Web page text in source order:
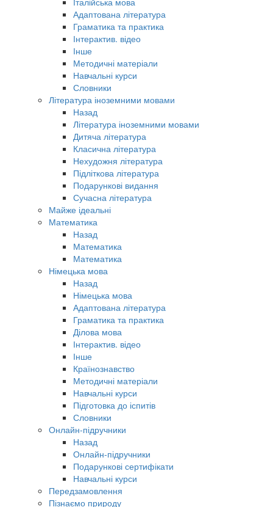
Адаптована література
Граматика та практика
Інтерактив. відео
Інше
Методичні матеріали
Навчальні курси
Словники
Література іноземними мовами
Назад
Література іноземними мовами
Дитяча література
Класична література
Нехудожня література
Підліткова література
Подарункові видання
Сучасна література
Майже ідеальні
Математика
Назад
Математика
Математика
Німецька мова
Назад
Німецька мова
Адаптована література
Граматика та практика
Ділова мова
Інтерактив. відео
Інше
Країнознавство
Методичні матеріали
Навчальні курси
Підготовка до іспитів
Словники
Онлайн-підручники
Назад
Онлайн-підручники
Подарункові сертифікати
Навчальні курси
Передзамовлення
Пізнаємо природу